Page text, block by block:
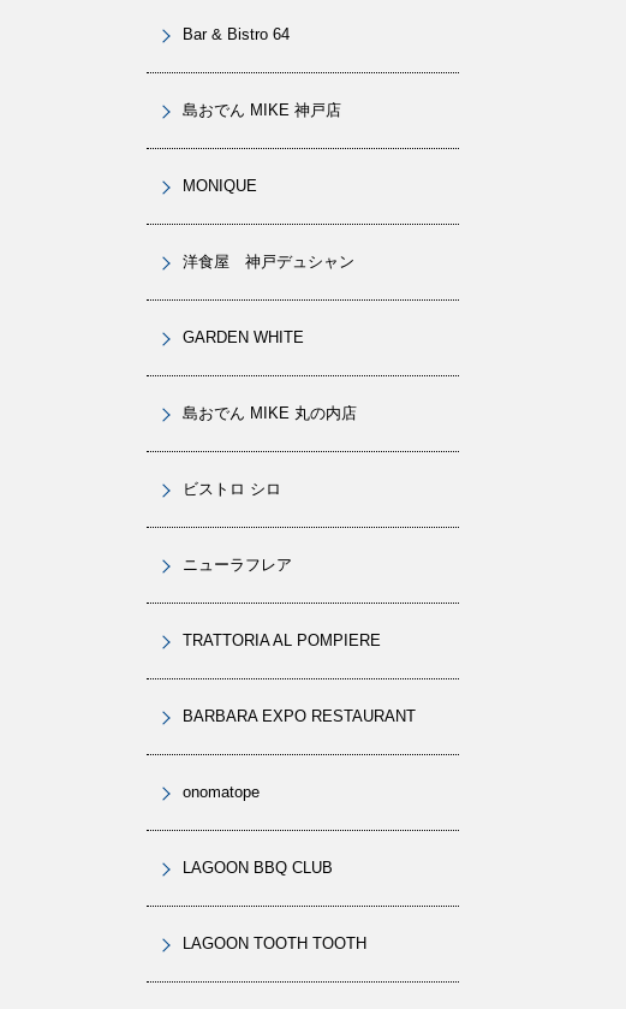
Bar & Bistro 64
島おでん MIKE 神戸店
MONIQUE
洋食屋 神戸デュシャン
GARDEN WHITE
島おでん MIKE 丸の内店
ビストロ シロ
ニューラフレア
TRATTORIA AL POMPIERE
BARBARA EXPO RESTAURANT
onomatope
LAGOON BBQ CLUB
LAGOON TOOTH TOOTH